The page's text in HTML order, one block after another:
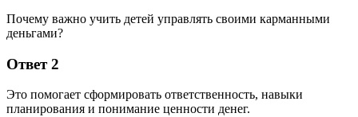
Почему важно учить детей управлять своими карманными
деньгами?
Ответ 2
Это помогает сформировать ответственность, навыки
планирования и понимание ценности денег.